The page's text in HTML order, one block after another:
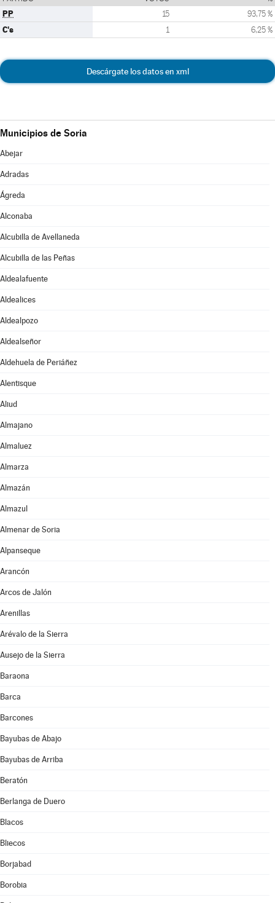
PP 15 93,75 %
C's 1 6,25 %
Descárgate los datos en xml
Municipios de Soria
Abejar
Adradas
Ágreda
Alconaba
Alcubilla de Avellaneda
Alcubilla de las Peñas
Aldealafuente
Aldealices
Aldealpozo
Aldealseñor
Aldehuela de Periáñez
Alentisque
Aliud
Almajano
Almaluez
Almarza
Almazán
Almazul
Almenar de Soria
Alpanseque
Arancón
Arcos de Jalón
Arenillas
Arévalo de la Sierra
Ausejo de la Sierra
Baraona
Barca
Barcones
Bayubas de Abajo
Bayubas de Arriba
Beratón
Berlanga de Duero
Blacos
Bliecos
Borjabad
Borobia